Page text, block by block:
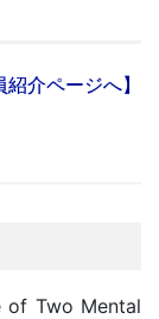
紹介ページへ】
of Two Mental